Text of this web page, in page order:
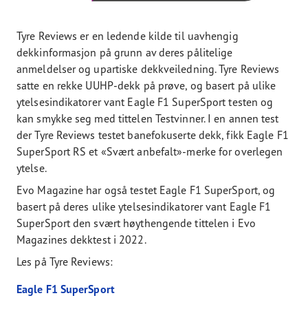
Tyre Reviews er en ledende kilde til uavhengig
dekkinformasjon på grunn av deres pålitelige
anmeldelser og upartiske dekkveiledning. Tyre Reviews
satte en rekke UUHP-dekk på prøve, og basert på ulike
ytelsesindikatorer vant Eagle F1 SuperSport testen og
kan smykke seg med tittelen Testvinner. I en annen test
der Tyre Reviews testet banefokuserte dekk, fikk Eagle F1
SuperSport RS et «Svært anbefalt»-merke for overlegen
ytelse.
Evo Magazine har også testet Eagle F1 SuperSport, og
basert på deres ulike ytelsesindikatorer vant Eagle F1
SuperSport den svært høythengende tittelen i Evo
Magazines dekktest i 2022.
Les på Tyre Reviews:
Eagle F1 SuperSport